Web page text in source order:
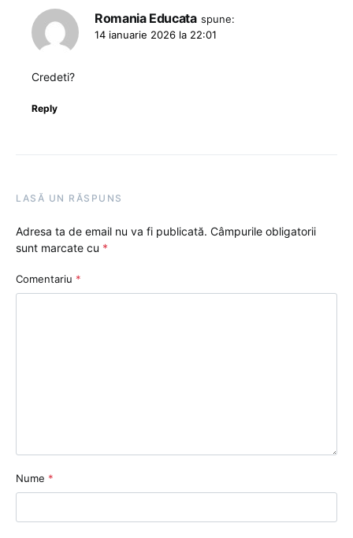
Romania Educata spune:
14 ianuarie 2026 la 22:01
Credeti?
Reply
LASĂ UN RĂSPUNS
Adresa ta de email nu va fi publicată. Câmpurile obligatorii
sunt marcate cu *
Comentariu *
Nume *